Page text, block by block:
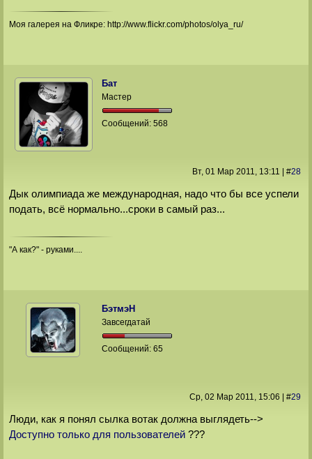
Моя галерея на Фликре: http://www.flickr.com/photos/olya_ru/
Бат
Мастер
Сообщений:568
Вт, 01 Мар 2011, 13:11 #28
Дык олимпиада же международная, надо что бы все успели
подать, всё нормально...сроки в самый раз...
"А как?" - руками....
БэтмэН
Завсегдатай
Сообщений:65
Ср, 02 Мар 2011, 15:06 #29
Люди, как я понял сылка вотак должна выглядеть-->
Доступно только для пользователей???